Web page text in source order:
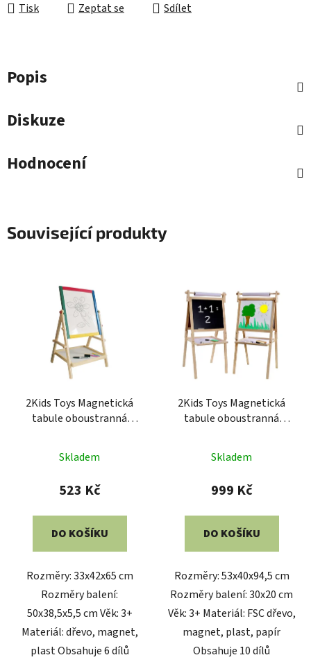
Tisk Zeptat se Sdílet
Popis
Diskuze
Hodnocení
Související produkty
2Kids Toys Magnetická
tabule oboustranná
Skladem
523 Kč
DO KOŠÍKU
Rozměry: 33x42x65 cm
Rozměry balení:
50x38,5x5,5 cm Věk: 3+
Materiál: dřevo, magnet,
plast Obsahuje 6 dílů
2Kids Toys Magnetická
tabule oboustranná
Skladem
999 Kč
DO KOŠÍKU
Rozměry: 53x40x94,5 cm
Rozměry balení: 30x20 cm
Věk: 3+ Materiál: FSC dřevo,
magnet, plast, papír
Obsahuje 10 dílů